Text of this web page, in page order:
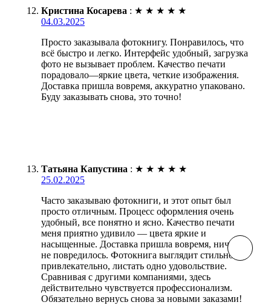
Кристина Косарева : ★ ★ ★ ★ ★
04.03.2025
Просто заказывала фотокнигу. Понравилось, что
всё быстро и легко. Интерфейс удобный, загрузка
фото не вызывает проблем. Качество печати
порадовало—яркие цвета, четкие изображения.
Доставка пришла вовремя, аккуратно упаковано.
Буду заказывать снова, это точно!
Татьяна Капустина : ★ ★ ★ ★ ★
25.02.2025
Часто заказываю фотокниги, и этот опыт был
просто отличным. Процесс оформления очень
удобный, все понятно и ясно. Качество печати
меня приятно удивило — цвета яркие и
насыщенные. Доставка пришла вовремя, ничего
не повредилось. Фотокнига выглядит стильно и
привлекательно, листать одно удовольствие.
Сравнивая с другими компаниями, здесь
действительно чувствуется профессионализм.
Обязательно вернусь снова за новыми заказами!